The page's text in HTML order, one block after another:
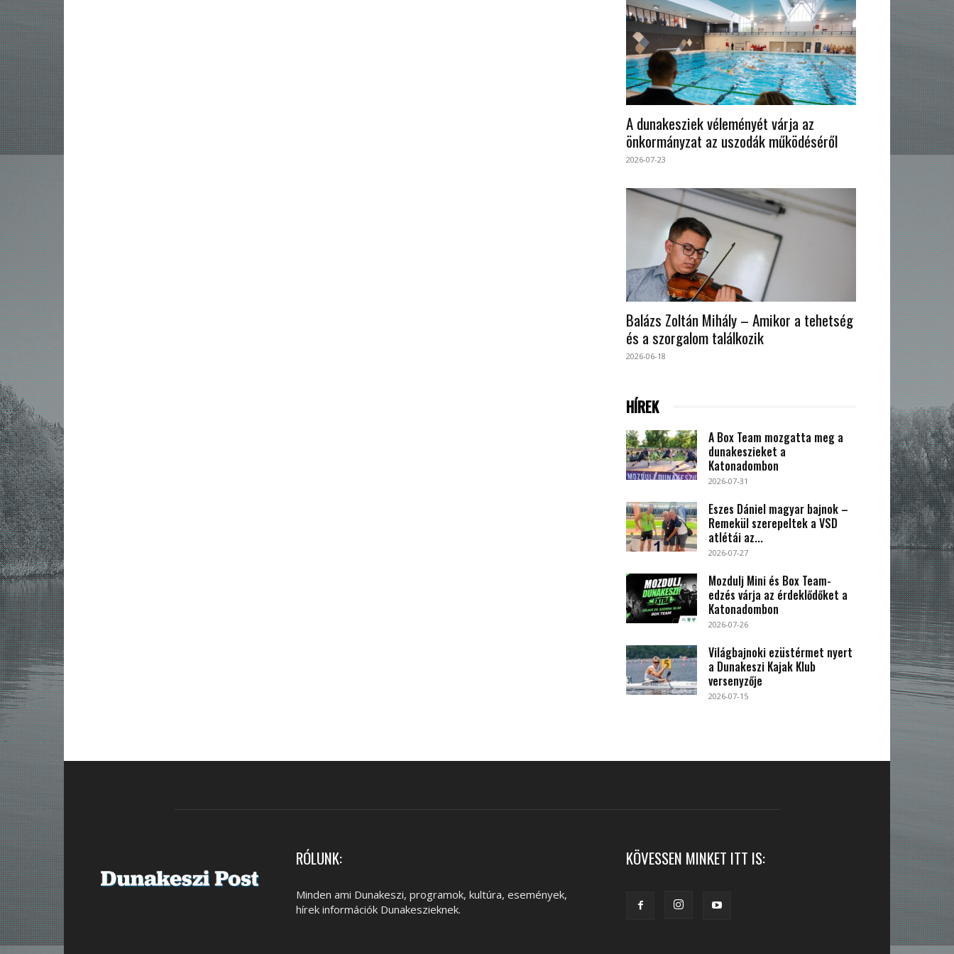
A dunakesziek véleményét várja az
önkormányzat az uszodák működéséről
2026-07-23
Balázs Zoltán Mihály – Amikor a tehetség
és a szorgalom találkozik
2026-06-18
HÍREK
A Box Team mozgatta meg a
dunakeszieket a
Katonadombon
2026-07-31
Eszes Dániel magyar bajnok –
Remekül szerepeltek a VSD
atlétái az...
2026-07-27
Mozdulj Mini és Box Team-
edzés várja az érdeklődőket a
Katonadombon
2026-07-26
Világbajnoki ezüstérmet nyert
a Dunakeszi Kajak Klub
versenyzője
2026-07-15
RÓLUNK:
Minden ami Dunakeszi, programok, kultúra, események,
hírek információk Dunakeszieknek.
KÖVESSEN MINKET ITT IS: